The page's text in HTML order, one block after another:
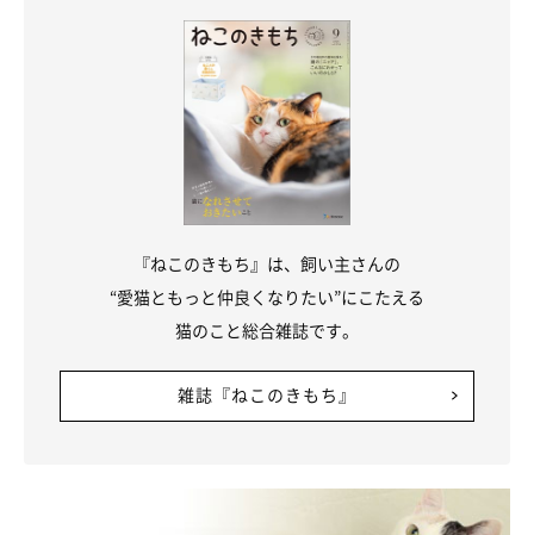
『ねこのきもち』は、飼い主さんの
“愛猫ともっと仲良くなりたい”にこたえる
猫のこと総合雑誌です。
雑誌『ねこのきもち』